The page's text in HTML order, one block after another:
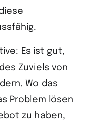
Es ist gut,
Zuviels von
Wo das
Problem lösen
zu haben,